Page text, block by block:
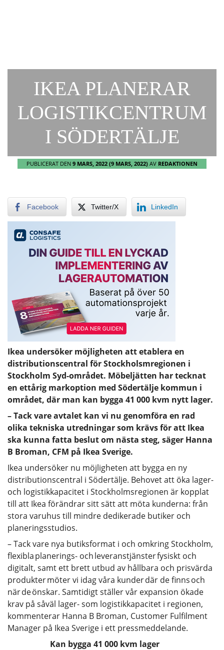
IKEA PLANERAR
LOGISTIKCENTRUM
I SÖDERTÄLJE
PUBLICERAT DEN 9 MARS, 2022 (9 MARS, 2022) AV REDAKTIONEN
Facebook Twitter/X LinkedIn
Ikea undersöker möjligheten att etablera en
distributionscentral för Stockholsmregionen i
Stockholm Syd-området. Möbeljätten har tecknat
en ettårig markoption med Södertälje kommun i
området, där man kan bygga 41 000 kvm nytt lager.
– Tack vare avtalet kan vi nu genomföra en rad
olika tekniska utredningar som krävs för att Ikea
ska kunna fatta beslut om nästa steg, säger Hanna
B Broman, CFM på Ikea Sverige.
Ikea undersöker nu möjligheten att bygga en ny
distributionscentral i Södertälje. Behovet att öka lager-
och logistikkapacitet i Stockholmsregionen är kopplat
till att Ikea förändrar sitt sätt att möta kunderna: från
stora varuhus till mindre dedikerade butiker och
planeringsstudios.
– Tack vare nya butiksformat i och omkring Stockholm,
flexibla planerings- och leveranstjänster fysiskt och
digitalt, samt ett brett utbud av hållbara och prisvärda
produkter möter vi idag våra kunder där de finns och
när de önskar. Samtidigt ställer vår expansion ökade
krav på såväl lager- som logistikkapacitet i regionen,
kommenterar Hanna B Broman, Customer Fulfilment
Manager på Ikea Sverige i ett pressmeddelande.
Kan bygga 41 000 kvm lager